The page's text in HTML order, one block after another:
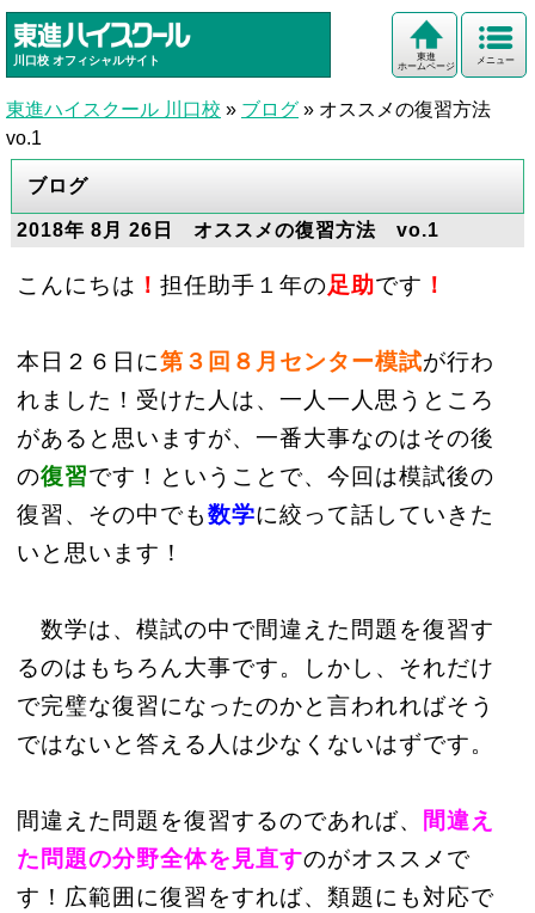
川口校 オフィシャルサイト メニュー
東進
ホームページ
東進ハイスクール 川口校 » ブログ » オススメの復習方法
vo.1
ブログ
2018年 8月 26日 オススメの復習方法 vo.1
こんにちは ！ 担任助手１年の足助です ！
本日２６日に第３回８月センター模試が行わ
れました！受けた人は、一人一人思うところ
があると思いますが、一番大事なのはその後
の復習です！ということで、今回は模試後の
復習、その中でも数学に絞って話していきた
いと思います！
数学は、模試の中で間違えた問題を復習す
るのはもちろん大事です。しかし、それだけ
で完璧な復習になったのかと言われればそう
ではないと答える人は少なくないはずです。
間違えた問題を復習するのであれば、
間違え
た問題の分野全体を見直すのがオススメで
す！広範囲に復習をすれば、類題にも対応で